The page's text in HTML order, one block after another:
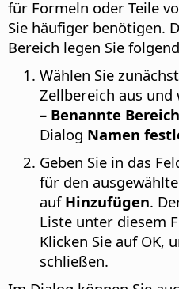
für Formeln oder Teile
Sie häufiger benötigen.
Bereich legen Sie
Wählen Sie
Zellbereich aus und
– Benannte
Dialog Namen
Geben Sie in das
für den
auf Hinzufügen.
Liste unter diesem
Klicken Sie auf OK,
schließen.